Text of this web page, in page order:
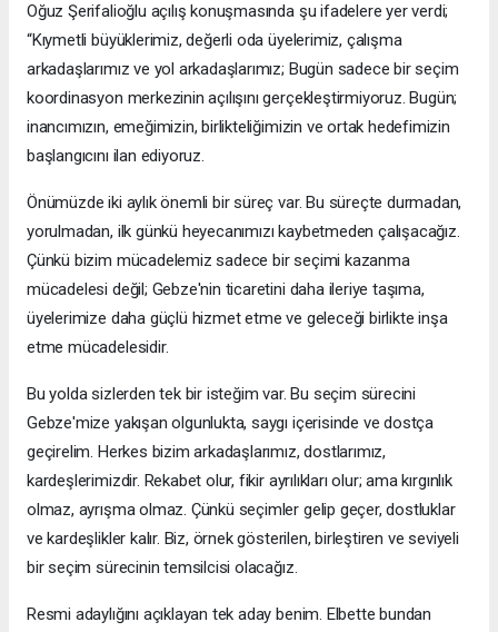
Oğuz Şerifalioğlu açılış konuşmasında şu ifadelere yer verdi;
“Kıymetli büyüklerimiz, değerli oda üyelerimiz, çalışma
arkadaşlarımız ve yol arkadaşlarımız; Bugün sadece bir seçim
koordinasyon merkezinin açılışını gerçekleştirmiyoruz. Bugün;
inancımızın, emeğimizin, birlikteliğimizin ve ortak hedefimizin
başlangıcını ilan ediyoruz.
Önümüzde iki aylık önemli bir süreç var. Bu süreçte durmadan,
yorulmadan, ilk günkü heyecanımızı kaybetmeden çalışacağız.
Çünkü bizim mücadelemiz sadece bir seçimi kazanma
mücadelesi değil; Gebze'nin ticaretini daha ileriye taşıma,
üyelerimize daha güçlü hizmet etme ve geleceği birlikte inşa
etme mücadelesidir.
Bu yolda sizlerden tek bir isteğim var. Bu seçim sürecini
Gebze'mize yakışan olgunlukta, saygı içerisinde ve dostça
geçirelim. Herkes bizim arkadaşlarımız, dostlarımız,
kardeşlerimizdir. Rekabet olur, fikir ayrılıkları olur; ama kırgınlık
olmaz, ayrışma olmaz. Çünkü seçimler gelip geçer, dostluklar
ve kardeşlikler kalır. Biz, örnek gösterilen, birleştiren ve seviyeli
bir seçim sürecinin temsilcisi olacağız.
Resmi adaylığını açıklayan tek aday benim. Elbette bundan